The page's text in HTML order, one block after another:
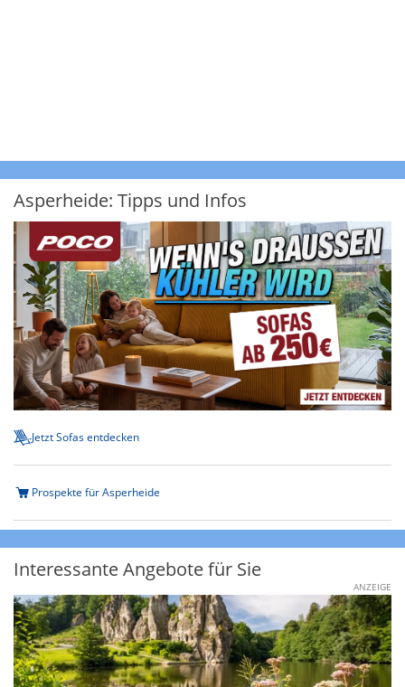
Asperheide: Tipps und Infos
Jetzt Sofas entdecken
Prospekte für Asperheide
Interessante Angebote für Sie
ANZEIGE